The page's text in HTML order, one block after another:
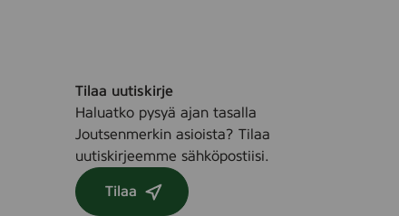
Tilaa uutiskirje
Haluatko pysyä ajan tasalla
Joutsenmerkin asioista? Tilaa
uutiskirjeemme sähköpostiisi.
Tilaa